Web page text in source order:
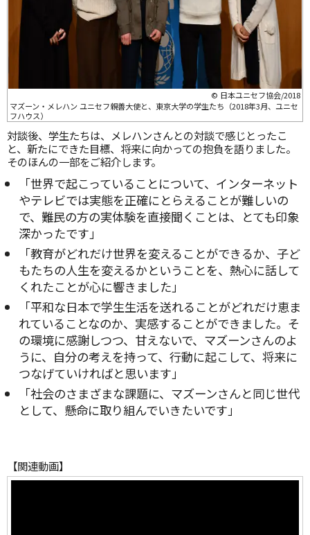
© 日本ユニセフ協会/2018
マズーン・メレハン ユニセフ親善大使と、東京大学の学生たち（2018年3月、ユニセ
フハウス）
対談後、学生たちは、メレハンさんとの対談で感じとったこ
と、新たにできた目標、将来に向かっての抱負を語りました。
そのほんの一部をご紹介します。
「世界で起こっていることについて、インターネット
やテレビでは実態を正確にとらえることが難しいの
で、難民の方の実体験を直接聞くことは、とても印象
深かったです」
「教育がどれだけ世界を変えることができるか、子ど
もたちの人生を変えるかということを、熱心に話して
くれたことが心に響きました」
「平和な日本で学生生活を送れることがどれだけ恵ま
れていることなのか、実感することができました。そ
の環境に感謝しつつ、甘えないで、マズーンさんのよ
うに、自分の考えを持って、行動に起こして、将来に
つなげていければと思います」
「社会のさまざまな課題に、マズーンさんと同じ世代
として、懸命に取り組んでいきたいです」
【関連動画】